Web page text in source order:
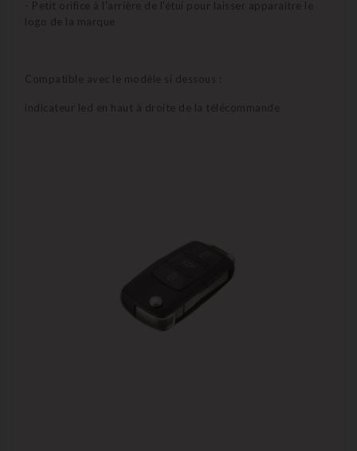
- Petit orifice à l'arrière de l'étui pour laisser apparaitre le
logo de la marque
Compatible avec le modèle si dessous :
indicateur led en haut à droite de la télécommande